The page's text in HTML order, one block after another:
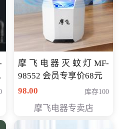
摩飞电器灭蚊灯MF-
98552 会员专享价68元
98.00
库存100
摩飞电器专卖店